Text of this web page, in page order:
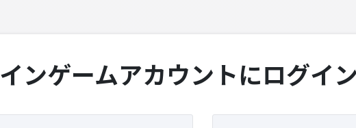
インゲームアカウントにログイ